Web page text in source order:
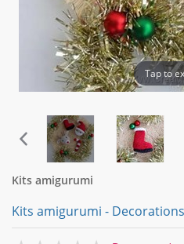
Tap to
Kits amigurumi
Kits amigurumi -